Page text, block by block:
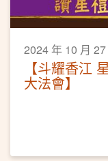
2024 年 10 月 27
【斗耀香江
大法會】